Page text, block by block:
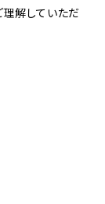
理解していただ